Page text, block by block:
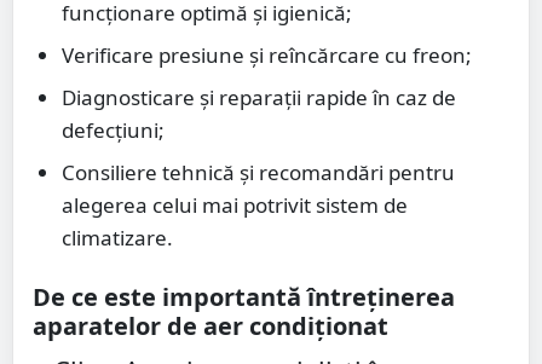
funcționare optimă și igienică;
Verificare presiune și reîncărcare cu freon;
Diagnosticare și reparații rapide în caz de
defecțiuni;
Consiliere tehnică și recomandări pentru
alegerea celui mai potrivit sistem de
climatizare.
De ce este importantă întreținerea
aparatelor de aer condiționat